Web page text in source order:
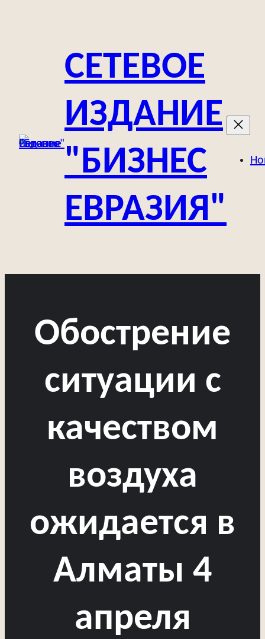
содержимомуСЕТЕВОЕ
ИЗДАНИЕ
"БИЗНЕС
ЕВРАЗИЯ"
Обострение
ситуации с
качеством
воздуха
ожидается в
Алматы 4
апреля